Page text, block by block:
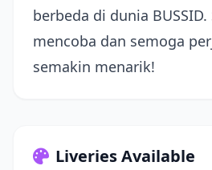
berbeda di dunia BUSSID.
mencoba dan semoga
semakin menarik!
Liveries Available